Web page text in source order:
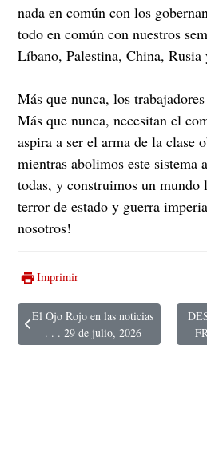
nada en común con los
todo en común con nuestros
Líbano, Palestina, China, Rusia
Más que nunca, los
Más que nunca, necesitan el
aspira a ser el arma de la clase
mientras abolimos este sistema
todas, y construimos un mundo
terror de estado y guerra
nosotros!
Imprimir
Artículo anterior: El Ojo Rojo en las
El Ojo Rojo en las noticias
. . . 29 de julio, 2026